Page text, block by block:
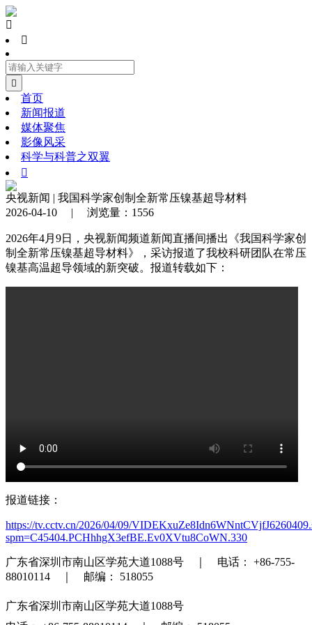



首页
新闻报道
媒体聚焦
影像风采
科学与科普之双翼

央视新闻 | 我国科学家创制全新常压镍基超导材料
2026-04-10 | 浏览量：1556
2026年4月9日，央视新闻频道新闻直播间播出《我国科学家创
制全新常压镍基超导材料》，采访报道了我校科研团队在常压
镍基高温超导领域的新突破。报道转载如下：
报道链接：
https://tv.cctv.cn/2026/04/09/
spm=C45404.PCHhhgX3efBE.Ev0XVtu8CoWN.330
广东省深圳市南山区学苑大道1088号 ｜ 电话： +86-755-
88010114 ｜ 邮编： 518055
广东省深圳市南山区学苑大道1088号